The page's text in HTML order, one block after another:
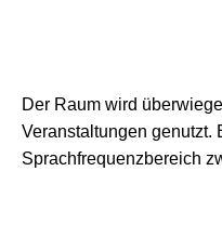
Der Raum wird
Veranstaltungen genutzt.
Sprachfrequenzbereich